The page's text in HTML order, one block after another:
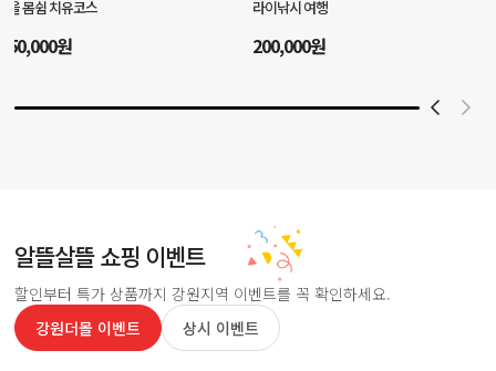
습
80,000원
완성하는 가죽키링 체험
35,000원
알뜰살뜰 쇼핑 이벤트
할인부터 특가 상품까지 강원지역 이벤트를 꼭 확인하세요.
강원더몰 이벤트
상시 이벤트